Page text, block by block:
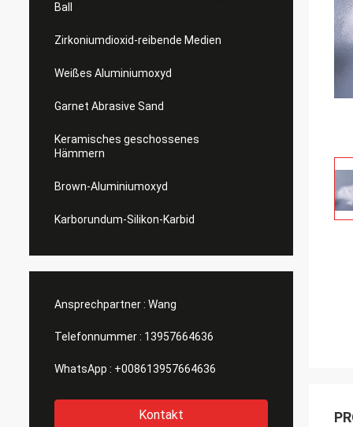
Ball
Zirkoniumdioxid-reibende Medien
Weißes Aluminiumoxyd
Garnet Abrasive Sand
Keramisches geschossenes
Hämmern
Brown-Aluminiumoxyd
Karborundum-Silikon-Karbid
Ansprechpartner : Wang
Telefonnummer : 13957664636
WhatsApp : +008613957664636
Kontakt